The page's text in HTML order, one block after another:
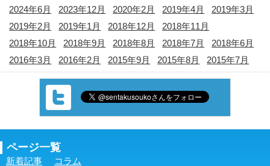
2024年6月 2023年12月 2020年2月 2019年4月
2019年3月
2019年2月
2019年1月 2018年12月
2018年11月
2018年10月
2018年9月 2018年8月 2018年7月
2018年6月
2016年3月
2016年2月 2015年9月 2015年8月 2015年7月
ページ一覧
新着記事 コラム